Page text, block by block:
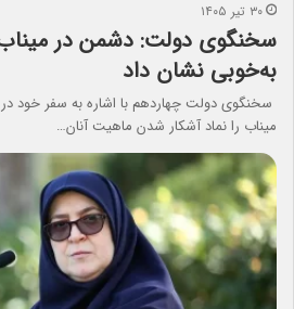
۳۰ تیر ۱۴۰۵
سخنگوی دولت: دشمن در
به‌خوبی نشان داد
سخنگوی دولت چهاردهم با اشاره به سفر خود
میناب را نماد آشکار شدن ماهیت آنان…